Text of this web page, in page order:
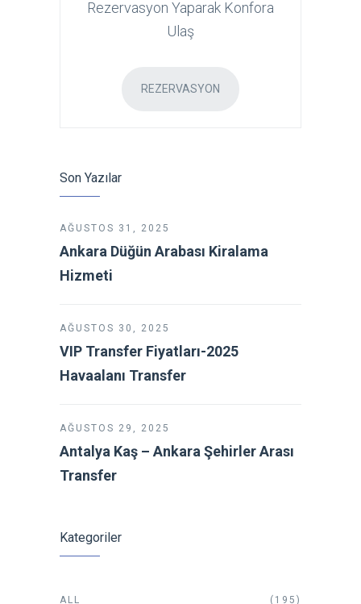
Rezervasyon Yaparak Konfora
Ulaş
REZERVASYON
Son Yazılar
AĞUSTOS 31, 2025
Ankara Düğün Arabası Kiralama
Hizmeti
AĞUSTOS 30, 2025
VIP Transfer Fiyatları-2025
Havaalanı Transfer
AĞUSTOS 29, 2025
Antalya Kaş – Ankara Şehirler Arası
Transfer
Kategoriler
ALL (195)